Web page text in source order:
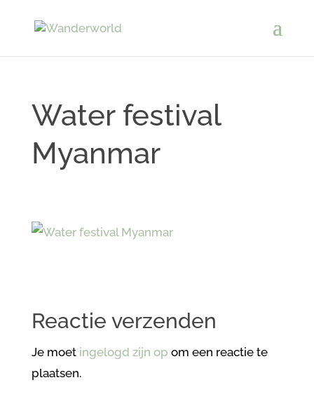
Water festival
Myanmar
Reactie verzenden
Je moet ingelogd zijn op om een reactie te
plaatsen.